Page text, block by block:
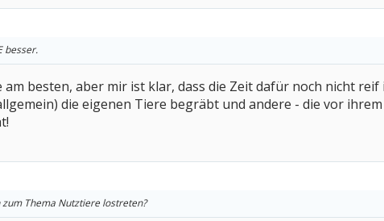
besser.
besten, aber mir ist klar, dass die Zeit dafür noch nicht
die eigenen Tiere begräbt und andere - die vor
Thema Nutztiere lostreten?